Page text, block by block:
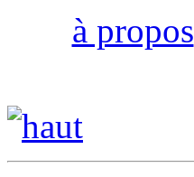
à propos